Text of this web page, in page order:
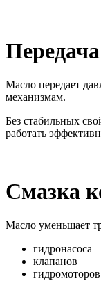
Масло передает
механизмам.
Без стабильных
работать
Смазка
Масло уменьшает
гидронасоса
клапанов
гидромоторов